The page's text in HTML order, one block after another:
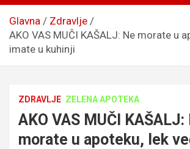
Glavna
Zdravlje
AKO VAS MUČI KAŠALJ: Ne morate u
imate u kuhinji
ZDRAVLJE ZELENA APOTEKA
AKO VAS MUČI KAŠALJ:
morate u apoteku, lek